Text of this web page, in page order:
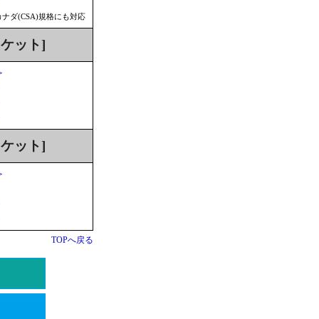
ダ(CSA)規格にも対応
ット]
ット]
TOPへ戻る